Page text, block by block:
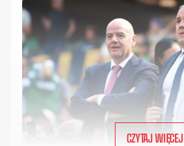
CZYTAJ WIĘCEJ